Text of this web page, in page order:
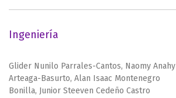
Ingeniería
Glider Nunilo Parrales-Cantos, Naomy Anahy
Arteaga-Basurto, Alan Isaac Montenegro
Bonilla, Junior Steeven Cedeño Castro